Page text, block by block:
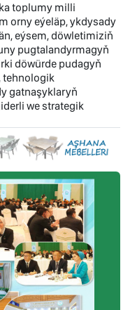
toplumy milli
orny eýeläp, ykdysady
eýsem, döwletimiziň
pugtalandyrmagyň
döwürde pudagyň
tehnologik
gatnaşyklaryň
we strategik